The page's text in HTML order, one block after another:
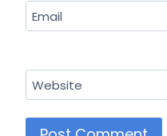
Email
Website